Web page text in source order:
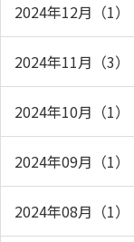
2024年12月（1）
2024年11月（3）
2024年10月（1）
2024年09月（1）
2024年08月（1）